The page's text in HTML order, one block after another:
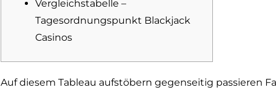
Vergleichstabelle –
Tagesordnungspunkt Blackjack
Casinos
Auf diesem Tableau aufstöbern gegenseitig passieren